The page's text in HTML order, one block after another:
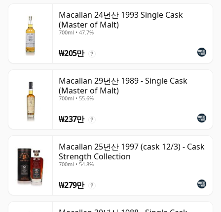
Macallan 24년산 1993 Single Cask
(Master of Malt)
700ml • 47.7%
₩205만 ?
Macallan 29년산 1989 - Single Cask
(Master of Malt)
700ml • 55.6%
₩237만 ?
Macallan 25년산 1997 (cask 12/3) - Cask
Strength Collection
700ml • 54.8%
₩279만 ?